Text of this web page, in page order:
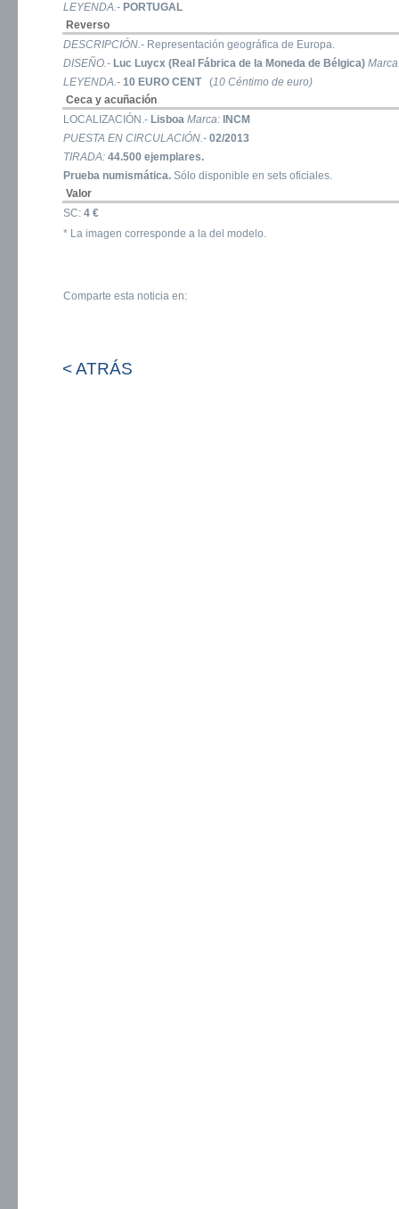
LEYENDA.- PORTUGAL
Reverso
DESCRIPCIÓN.- Representación geográfica de Europa.
DISEÑO.- Luc Luycx (Real Fábrica de la Moneda de Bélgica)
LEYENDA.- 10 EURO CENT(10 Céntimo de euro)
Ceca y acuñación
LOCALIZACIÓN.- Lisboa Marca: INCM
PUESTA EN CIRCULACIÓN.- 02/2013
TIRADA: 44.500 ejemplares.
Prueba numismática. Sólo disponible en sets oficiales.
Valor
SC: 4 €
* La imagen corresponde a la del modelo.
Comparte esta noticia en:
< ATRÁS